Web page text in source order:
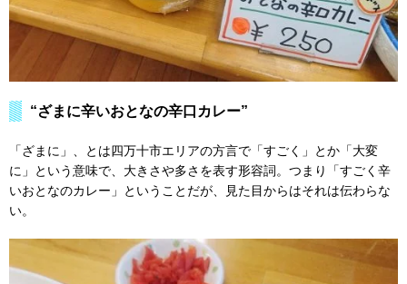
“ざまに辛いおとなの辛口カレー”
「ざまに」、とは四万十市エリアの方言で「すごく」とか「大変
に」という意味で、大きさや多さを表す形容詞。つまり「すごく辛
いおとなのカレー」ということだが、見た目からはそれは伝わらな
い。